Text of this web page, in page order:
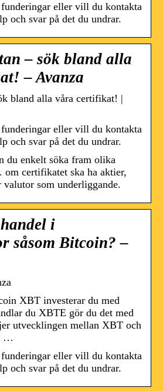
eller vill du kontakta
och svar på det du undrar.
– sök bland alla
– Avanza
bland alla våra certifikat! |
eller vill du kontakta
och svar på det du undrar.
du enkelt söka fram olika
certifikatet ska ha aktier,
som underliggande.
i
såsom Bitcoin? –
XBT investerar du med
du XBTE gör du det med
utvecklingen mellan XBT och
…
eller vill du kontakta
och svar på det du undrar.